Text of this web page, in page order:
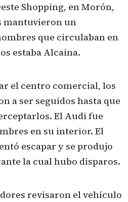
Shopping, en Morón,
mantuvieron un
que circulaban en
estaba Alcaina.
el centro comercial, los
a ser seguidos hasta que
El Audi fue
en su interior. El
escapar y se produjo
la cual hubo disparos.
revisaron el vehículo